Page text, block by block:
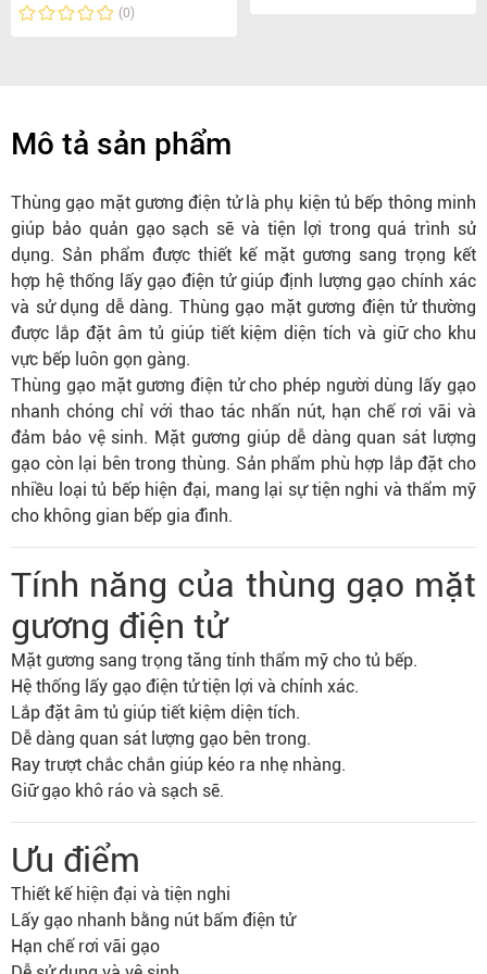
(0)
Mô tả sản phẩm
Thùng gạo mặt gương điện tử là phụ kiện tủ bếp thông minh
giúp bảo quản gạo sạch sẽ và tiện lợi trong quá trình sử
dụng. Sản phẩm được thiết kế mặt gương sang trọng kết
hợp hệ thống lấy gạo điện tử giúp định lượng gạo chính xác
và sử dụng dễ dàng. Thùng gạo mặt gương điện tử thường
được lắp đặt âm tủ giúp tiết kiệm diện tích và giữ cho khu
vực bếp luôn gọn gàng.
Thùng gạo mặt gương điện tử cho phép người dùng lấy gạo
nhanh chóng chỉ với thao tác nhấn nút, hạn chế rơi vãi và
đảm bảo vệ sinh. Mặt gương giúp dễ dàng quan sát lượng
gạo còn lại bên trong thùng. Sản phẩm phù hợp lắp đặt cho
nhiều loại tủ bếp hiện đại, mang lại sự tiện nghi và thẩm mỹ
cho không gian bếp gia đình.
Tính năng của thùng gạo mặt
gương điện tử
Mặt gương sang trọng tăng tính thẩm mỹ cho tủ bếp.
Hệ thống lấy gạo điện tử tiện lợi và chính xác.
Lắp đặt âm tủ giúp tiết kiệm diện tích.
Dễ dàng quan sát lượng gạo bên trong.
Ray trượt chắc chắn giúp kéo ra nhẹ nhàng.
Giữ gạo khô ráo và sạch sẽ.
Ưu điểm
Thiết kế hiện đại và tiện nghi
Lấy gạo nhanh bằng nút bấm điện tử
Hạn chế rơi vãi gạo